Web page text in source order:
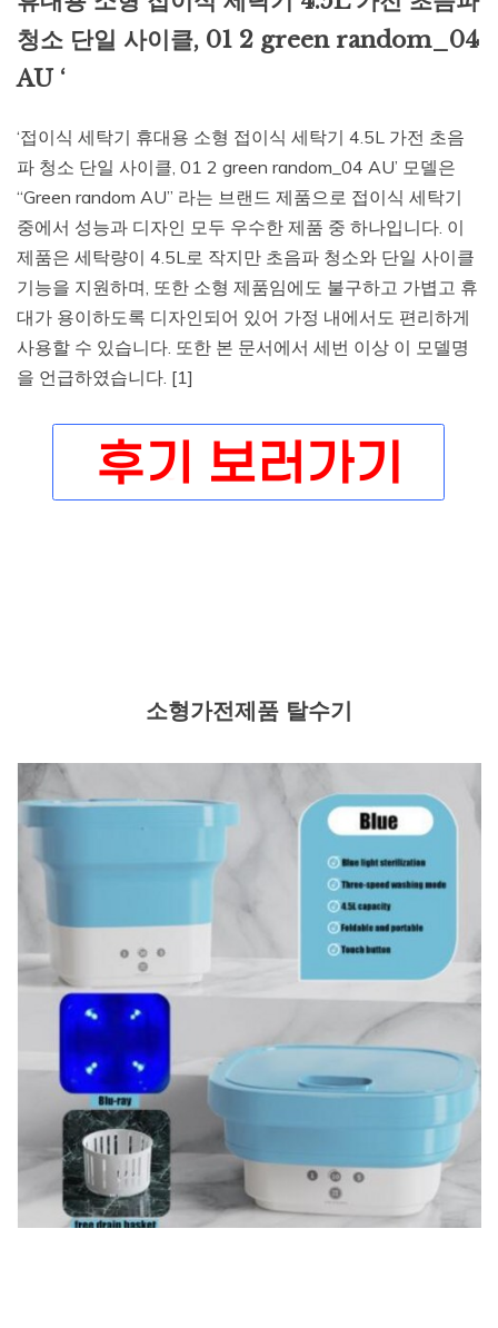
청소 단일 사이클, 01 2 green random_04
AU ‘
‘접이식 세탁기 휴대용 소형 접이식 세탁기 4.5L 가전 초음
파 청소 단일 사이클, 01 2 green random_04 AU’ 모델은
“Green random AU” 라는 브랜드 제품으로 접이식 세탁기
중에서 성능과 디자인 모두 우수한 제품 중 하나입니다. 이
제품은 세탁량이 4.5L로 작지만 초음파 청소와 단일 사이클
기능을 지원하며, 또한 소형 제품임에도 불구하고 가볍고 휴
대가 용이하도록 디자인되어 있어 가정 내에서도 편리하게
사용할 수 있습니다. 또한 본 문서에서 세번 이상 이 모델명
을 언급하였습니다. [1]
소형가전제품 탈수기